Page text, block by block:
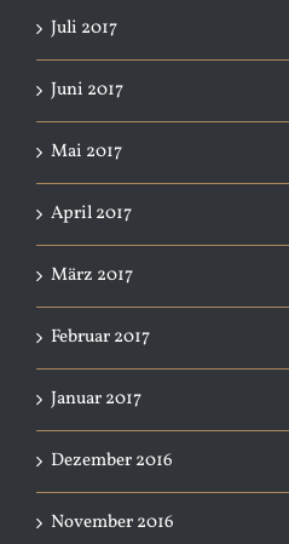
Juli 2017
Juni 2017
Mai 2017
April 2017
März 2017
Februar 2017
Januar 2017
Dezember 2016
November 2016